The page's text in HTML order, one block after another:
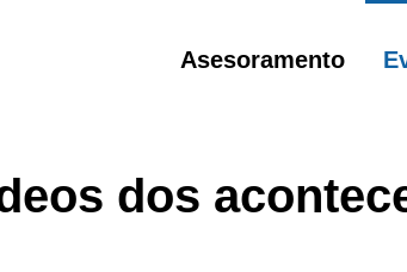
Asesoramento
dos